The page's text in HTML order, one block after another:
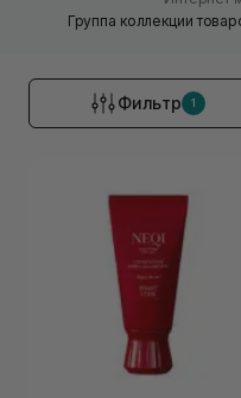
Группа коллекции
Фильтр 1